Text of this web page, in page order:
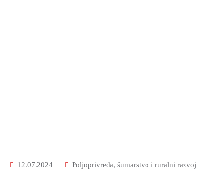
12.07.2024 Poljoprivreda, šumarstvo i ruralni razvoj